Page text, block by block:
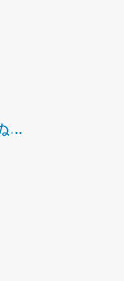
...